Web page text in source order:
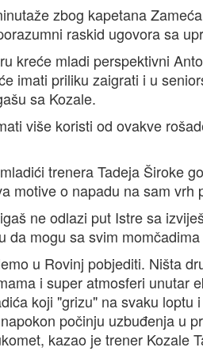
zbog kapetana
raskid ugovora sa
kreće mladi perspektivni
imati priliku zaigrati i u
sa Kozale.
više koristi od ovakve
trenera Tadeja Široke
motive o napadu na sam vrh
ne odlazi put Istre sa
da mogu sa svim
u Rovinj pobjediti. Ništa
i super atmosferi unutar
koji "grizu" na svaku
počinju uzbuđenja u
kazao je trener Kozale